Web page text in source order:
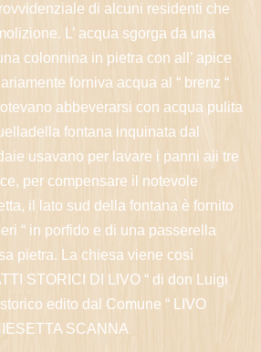
di alcuni residenti che
L’ acqua sgorga da una
colonnina in pietra con all’ apice
forniva acqua al “ brenz “
abbeverarsi con acqua pulita
fontana inquinata dal
usavano per lavare i panni aii tre
per compensare il notevole
il lato sud della fontana è fornito
“ in porfido e di una passerella
pietra. La chiesa viene così
STORICI DI LIVO “ di don Luigi
edito dal Comune “ LIVO
SCANNA